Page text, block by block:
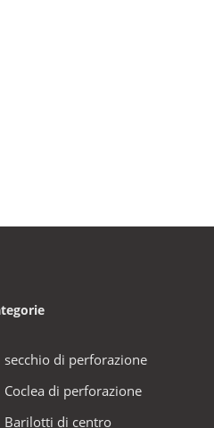
secchio di perforazione
Coclea di perforazione
Barilotti di centro